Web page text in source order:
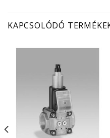
KAPCSOLÓDÓ